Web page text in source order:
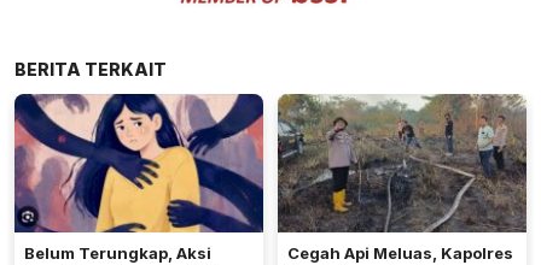
BERITA TERKAIT
Belum Terungkap, Aksi
Cegah Api Meluas, Kapolres